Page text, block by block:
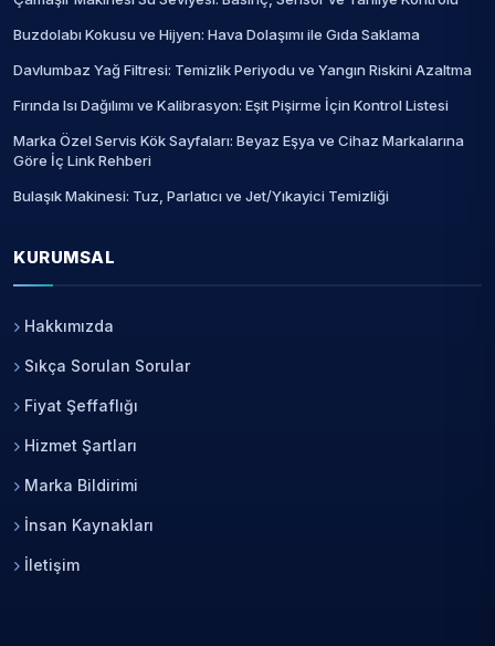
Buzdolabı Kokusu ve Hijyen: Hava Dolaşımı ile Gıda Saklama
Davlumbaz Yağ Filtresi: Temizlik Periyodu ve Yangın Riskini Azaltma
Fırında Isı Dağılımı ve Kalibrasyon: Eşit Pişirme İçin Kontrol Listesi
Marka Özel Servis Kök Sayfaları: Beyaz Eşya ve Cihaz Markalarına
Göre İç Link Rehberi
Bulaşık Makinesi: Tuz, Parlatıcı ve Jet/Yıkayici Temizliği
KURUMSAL
Hakkımızda
Sıkça Sorulan Sorular
Fiyat Şeffaflığı
Hizmet Şartları
Marka Bildirimi
İnsan Kaynakları
İletişim